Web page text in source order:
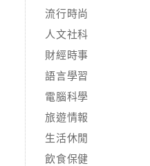
流行時尚
人文社科
財經時事
語言學習
電腦科學
旅遊情報
生活休閒
飲食保健